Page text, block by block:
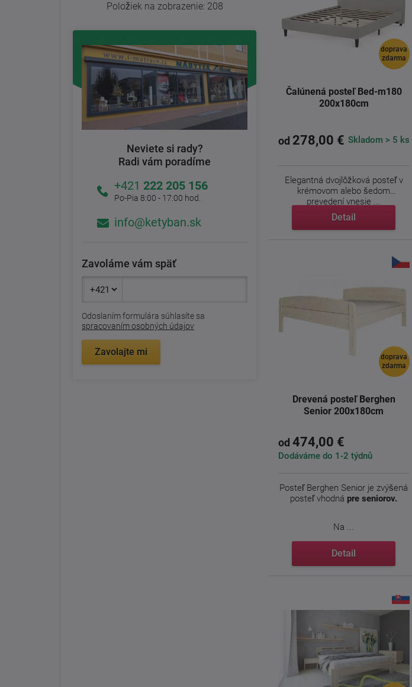
Položiek na zobrazenie: 208
Neviete si rady?
Radi vám poradíme
+421 222 205 156
Po-Pia 8:00 - 17:00 hod.
info@ketyban.sk
Zavoláme vám späť
Odoslaním formulára súhlasíte sa
spracovaním osobných údajov
Zavolajte mi
doprava
zdarma
Čalúnená posteľ Bed-m180
200x180cm
od 278,00 € Skladom > 5 ks
Elegantná dvojlôžková posteľ v
krémovom alebo šedom
prevedení vnesie ...
Detail
doprava
zdarma
Drevená posteľ Berghen
Senior 200x180cm
od 474,00 €
Dodáváme do 1-2 týdnů
Posteľ Berghen Senior je zvýšená
posteľ vhodná pre seniorov.
Na ...
Detail